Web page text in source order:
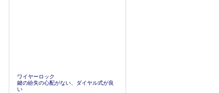
ワイヤーロック
鍵の紛失の心配がない、ダイヤル式が良
い